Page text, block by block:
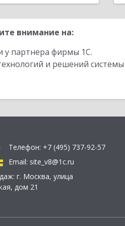
внимание на:
у партнера фирмы 1С.
и решений
Телефон: +7 (495) 737-92-57
Email: site_v8@1c.ru
г. Москва, улица
дом 21